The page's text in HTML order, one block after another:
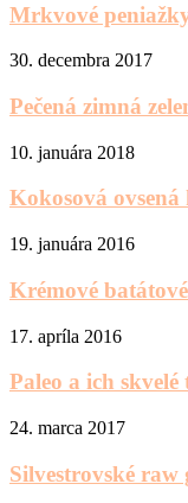
Mrkvové
30. decembra 2017
Pečená zimná
10. januára 2018
Kokosová ovsená
19. januára 2016
Krémové
17. apríla 2016
Paleo a ich
24. marca 2017
Silvestrovské